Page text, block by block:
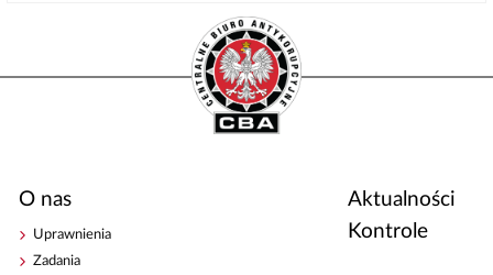
O nas
Uprawnienia
Zadania
Aktualności
Kontrole